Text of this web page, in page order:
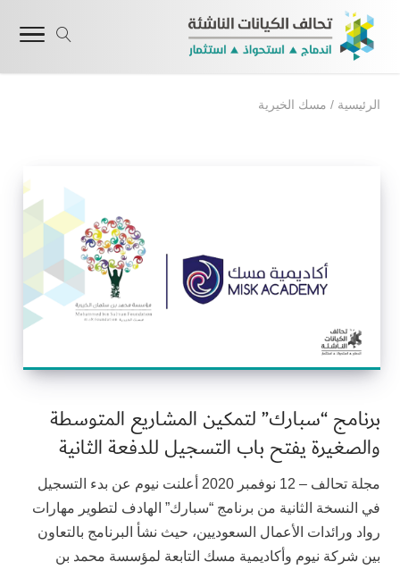
الرئيسية / مسك الخيرية
برنامج “سبارك” لتمكين المشاريع المتوسطة
والصغيرة يفتح باب التسجيل للدفعة الثانية
مجلة تحالف – 12 نوفمبر 2020 أعلنت نيوم عن بدء التسجيل
في النسخة الثانية من برنامج “سبارك” الهادف لتطوير مهارات
رواد ورائدات الأعمال السعوديين، حيث نشأ البرنامج بالتعاون
بين شركة نيوم وأكاديمية مسك التابعة لمؤسسة محمد بن